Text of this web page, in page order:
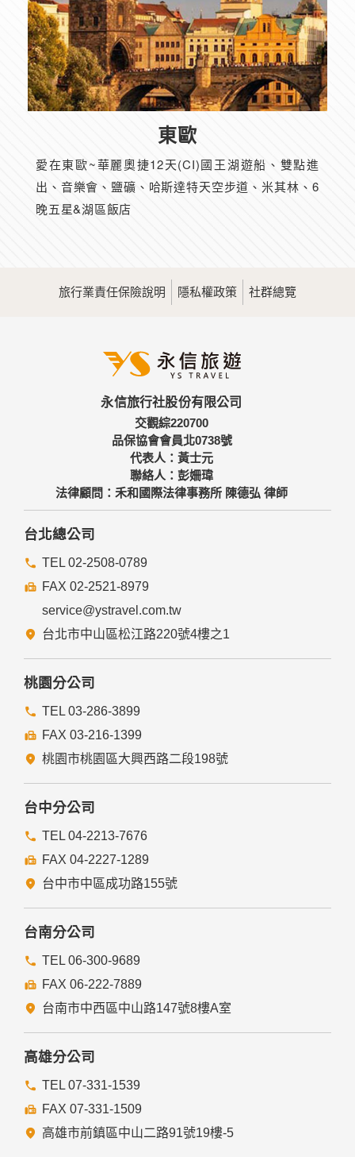
東歐
愛在東歐~華麗奧捷12天(CI)國王湖遊船、雙點進
出、音樂會、鹽礦、哈斯達特天空步道、米其林、6
晚五星&湖區飯店
旅行業責任保險說明 隱私權政策 社群總覽
永信旅行社股份有限公司
交觀綜220700
品保協會會員北0738號
代表人：黃士元
聯絡人：彭姍瑋
法律顧問：禾和國際法律事務所 陳德弘 律師
台北總公司
TEL 02-2508-0789
FAX 02-2521-8979
service@ystravel.com.tw
台北市中山區松江路220號4樓之1
桃園分公司
TEL 03-286-3899
FAX 03-216-1399
桃園市桃園區大興西路二段198號
台中分公司
TEL 04-2213-7676
FAX 04-2227-1289
台中市中區成功路155號
台南分公司
TEL 06-300-9689
FAX 06-222-7889
台南市中西區中山路147號8樓A室
高雄分公司
TEL 07-331-1539
FAX 07-331-1509
高雄市前鎮區中山二路91號19樓-5